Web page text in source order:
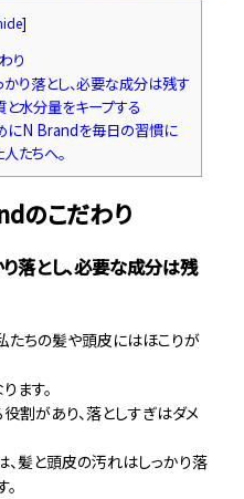
]
り
り落とし、必要な成分は残す
水分量をキープする
N Brandを毎日の習慣に
たちへ。
のこだわり
落とし、必要な成分は残
たちの髪や頭皮にはほこりが
ます。
割があり、落としすぎはダメ
髪と頭皮の汚れはしっかり落